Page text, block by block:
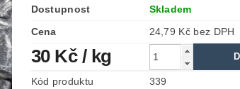
Dostupnost
Skladem
Cena
24,79 Kč bez DPH
30 Kč / kg
Kód produktu
339